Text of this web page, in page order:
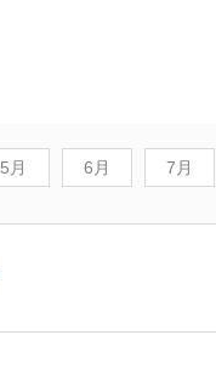
5月 6月 7月